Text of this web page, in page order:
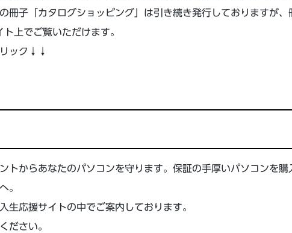
冊子「カタログショッピング」は引き続き発行しておりますが
上でご覧いただけます。
リック↓↓
トからあなたのパソコンを守ります。保証の手厚いパソコンを
。
生応援サイトの中でご案内しております。
ださい。